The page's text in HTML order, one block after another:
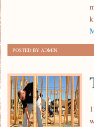
POSTED BY ADMIN